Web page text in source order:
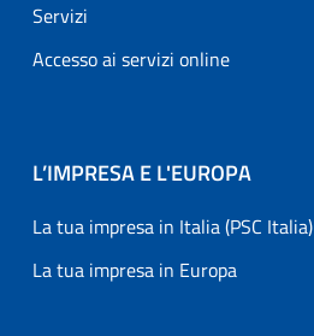
Servizi
Accesso ai servizi online
L’IMPRESA E L'EUROPA
La tua impresa in Italia (PSC Italia)
La tua impresa in Europa